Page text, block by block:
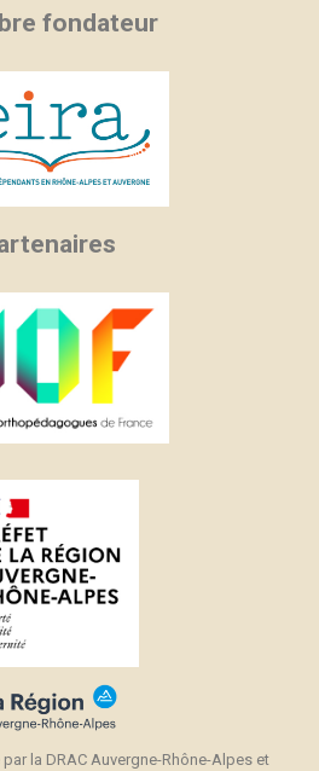
fondateur
la DRAC Auvergne-Rhône-Alpes et